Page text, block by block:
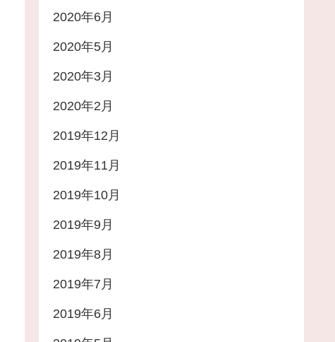
2020年6月
2020年5月
2020年3月
2020年2月
2019年12月
2019年11月
2019年10月
2019年9月
2019年8月
2019年7月
2019年6月